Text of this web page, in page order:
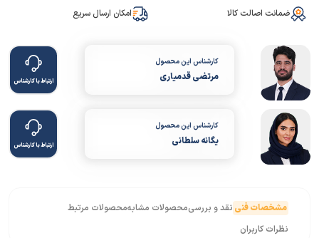
ضمانت اصالت کالا امکان ارسال سریع
کارشناس این محصول
مرتضی قدمیاری ارتباط با کارشناس
کارشناس این محصول
یگانه سلطانی ارتباط با کارشناس
مشخصات فنی نقد و بررسیمحصولات مشابهمحصولات مرتبط
نظرات کاربران